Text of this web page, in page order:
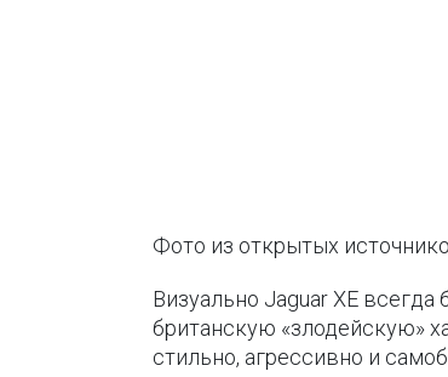
Фото из открытых
Визуально Jaguar XE
британскую «злодейскую»
стильно, агрессивно и